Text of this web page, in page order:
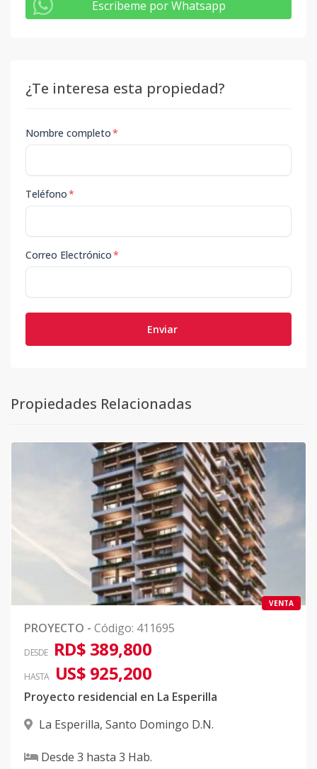
Escribeme por Whatsapp
¿Te interesa esta propiedad?
Nombre completo*
Teléfono*
Correo Electrónico*
Enviar
Propiedades Relacionadas
VENTA
PROYECTO - Código: 411695
DESDE RD$ 389,800
HASTA US$ 925,200
Proyecto residencial en La Esperilla
La Esperilla, Santo Domingo D.N.
Desde 3 hasta 3 Hab.